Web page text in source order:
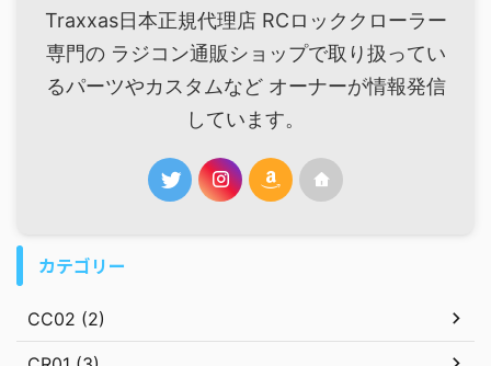
Traxxas日本正規代理店 RCロッククローラー
専門の ラジコン通販ショップで取り扱ってい
るパーツやカスタムなど オーナーが情報発信
しています。
カテゴリー
CC02 (2)